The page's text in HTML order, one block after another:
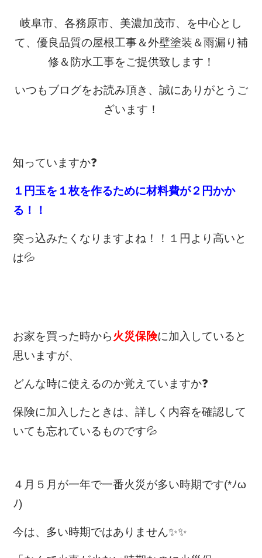
岐阜市、各務原市、美濃加茂市、を中心とし
て、優良品質の屋根工事＆外壁塗装＆雨漏り補
修＆防水工事をご提供致します！
いつもブログをお読み頂き、誠にありがとうご
ざいます！
知っていますか❓
１円玉を１枚を作るために材料費が２円かか
る！！
突っ込みたくなりますよね！！１円より高いと
は💦
お家を買った時から 火災保険に加入していると
思いますが、
どんな時に使えるのか覚えていますか❓
保険に加入したときは、詳しく内容を確認して
いても忘れているものです💦
４月５月が一年で一番火災が多い時期です(*ﾉω
ﾉ)
今は、多い時期ではありません✨✨